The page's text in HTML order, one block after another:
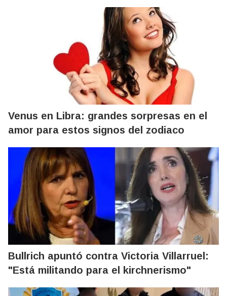
Venus en Libra: grandes sorpresas en el
amor para estos signos del zodiaco
Bullrich apuntó contra Victoria Villarruel:
"Está militando para el kirchnerismo"